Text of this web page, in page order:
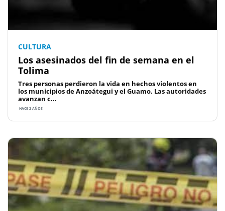
CULTURA
Los asesinados del fin de semana en el
Tolima
Tres personas perdieron la vida en hechos violentos en
los municipios de Anzoátegui y el Guamo. Las autoridades
avanzan c...
HACE 2 AÑOS